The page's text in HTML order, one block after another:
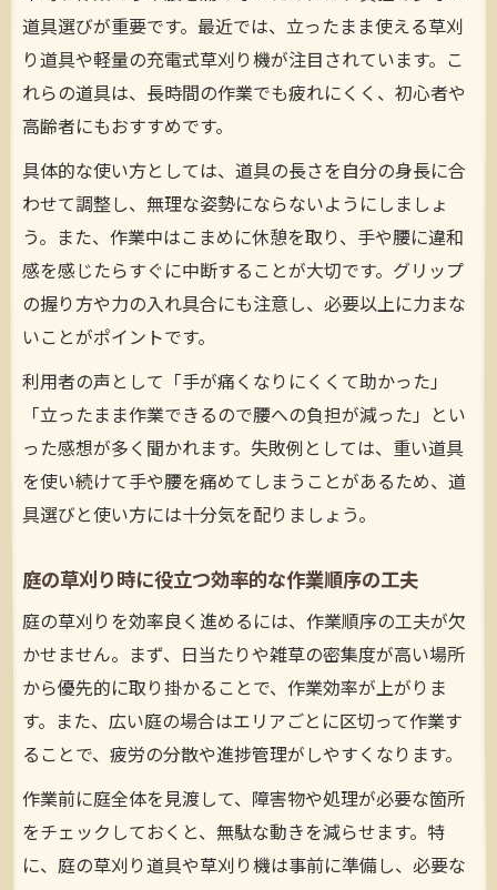
道具選びが重要です。最近では、立ったまま使える草刈
り道具や軽量の充電式草刈り機が注目されています。こ
れらの道具は、長時間の作業でも疲れにくく、初心者や
高齢者にもおすすめです。
具体的な使い方としては、道具の長さを自分の身長に合
わせて調整し、無理な姿勢にならないようにしましょ
う。また、作業中はこまめに休憩を取り、手や腰に違和
感を感じたらすぐに中断することが大切です。グリップ
の握り方や力の入れ具合にも注意し、必要以上に力まな
いことがポイントです。
利用者の声として「手が痛くなりにくくて助かった」
「立ったまま作業できるので腰への負担が減った」とい
った感想が多く聞かれます。失敗例としては、重い道具
を使い続けて手や腰を痛めてしまうことがあるため、道
具選びと使い方には十分気を配りましょう。
庭の草刈り時に役立つ効率的な作業順序の工夫
庭の草刈りを効率良く進めるには、作業順序の工夫が欠
かせません。まず、日当たりや雑草の密集度が高い場所
から優先的に取り掛かることで、作業効率が上がりま
す。また、広い庭の場合はエリアごとに区切って作業す
ることで、疲労の分散や進捗管理がしやすくなります。
作業前に庭全体を見渡して、障害物や処理が必要な箇所
をチェックしておくと、無駄な動きを減らせます。特
に、庭の草刈り道具や草刈り機は事前に準備し、必要な